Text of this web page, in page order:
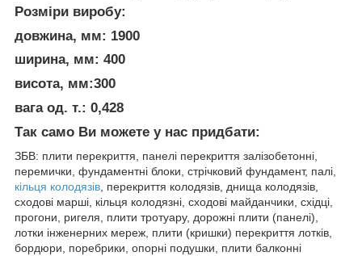
Розміри виробу:
довжина, мм: 1900
ширина, мм: 400
висота, мм:300
вага од. т.: 0,428
Так само Ви можете у нас придбати:
ЗБВ: плити перекриття, панелі перекриття залізобетонні,
перемички, фундаментні блоки, стрічковий фундамент, палі,
кільця колодязів, перекриття колодязів, днища колодязів,
сходові марші, кільця колодязні, сходові майданчики, східці,
прогони, ригеля, плити тротуару, дорожні плити (панелі),
лотки інженерних мереж, плити (кришки) перекриття лотків,
бордюри, поребрики, опорні подушки, плити балконні